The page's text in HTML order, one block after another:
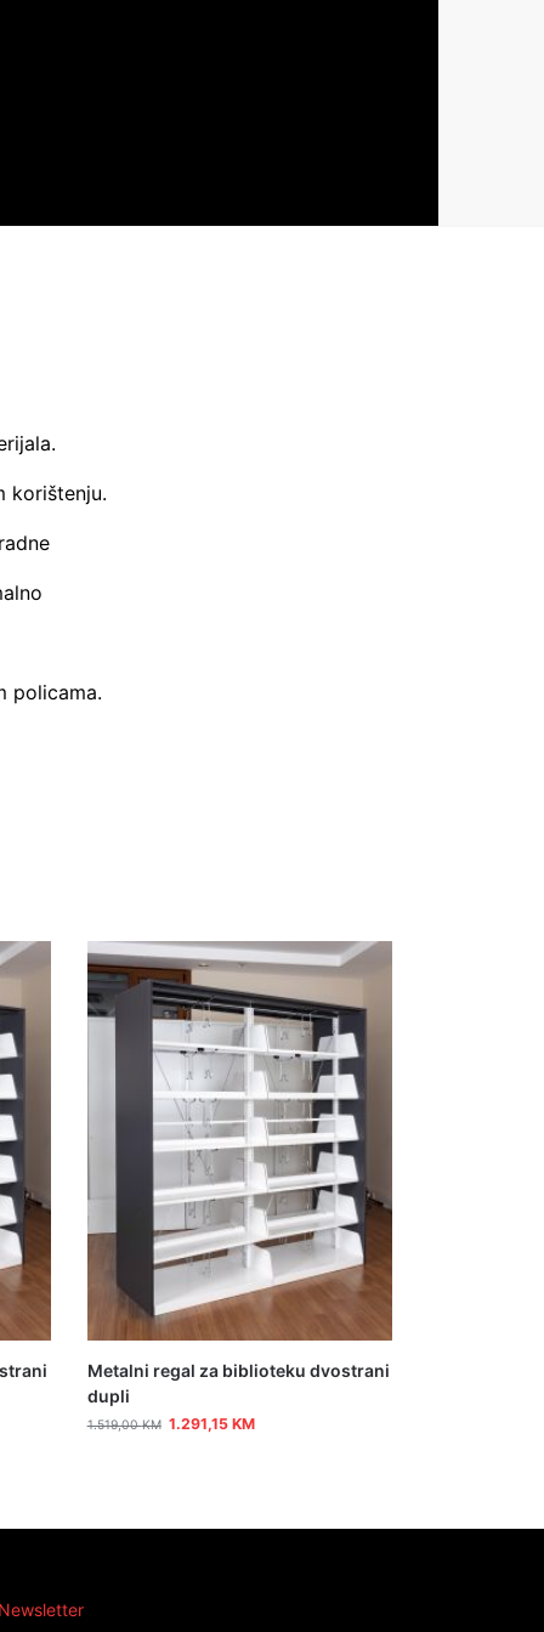
korištenju.
policama.
Metalni regal za biblioteku dvostrani
dupli
1.519,00KM 1.291,15KM